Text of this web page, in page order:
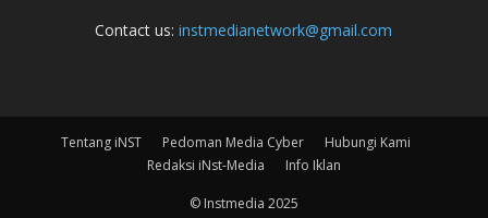
Contact us:instmedianetwork@gmail.com
Tentang iNST Pedoman Media Cyber
Hubungi Kami
Redaksi iNst-Media
Info Iklan
© Instmedia 2025